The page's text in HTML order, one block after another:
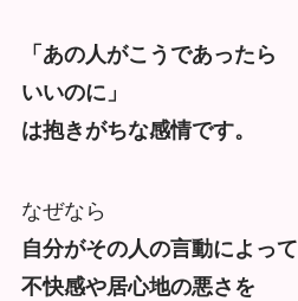
「あの人がこうであったら
いいのに」
は抱きがちな感情です。
なぜなら
自分がその人の言動によって
不快感や居心地の悪さを